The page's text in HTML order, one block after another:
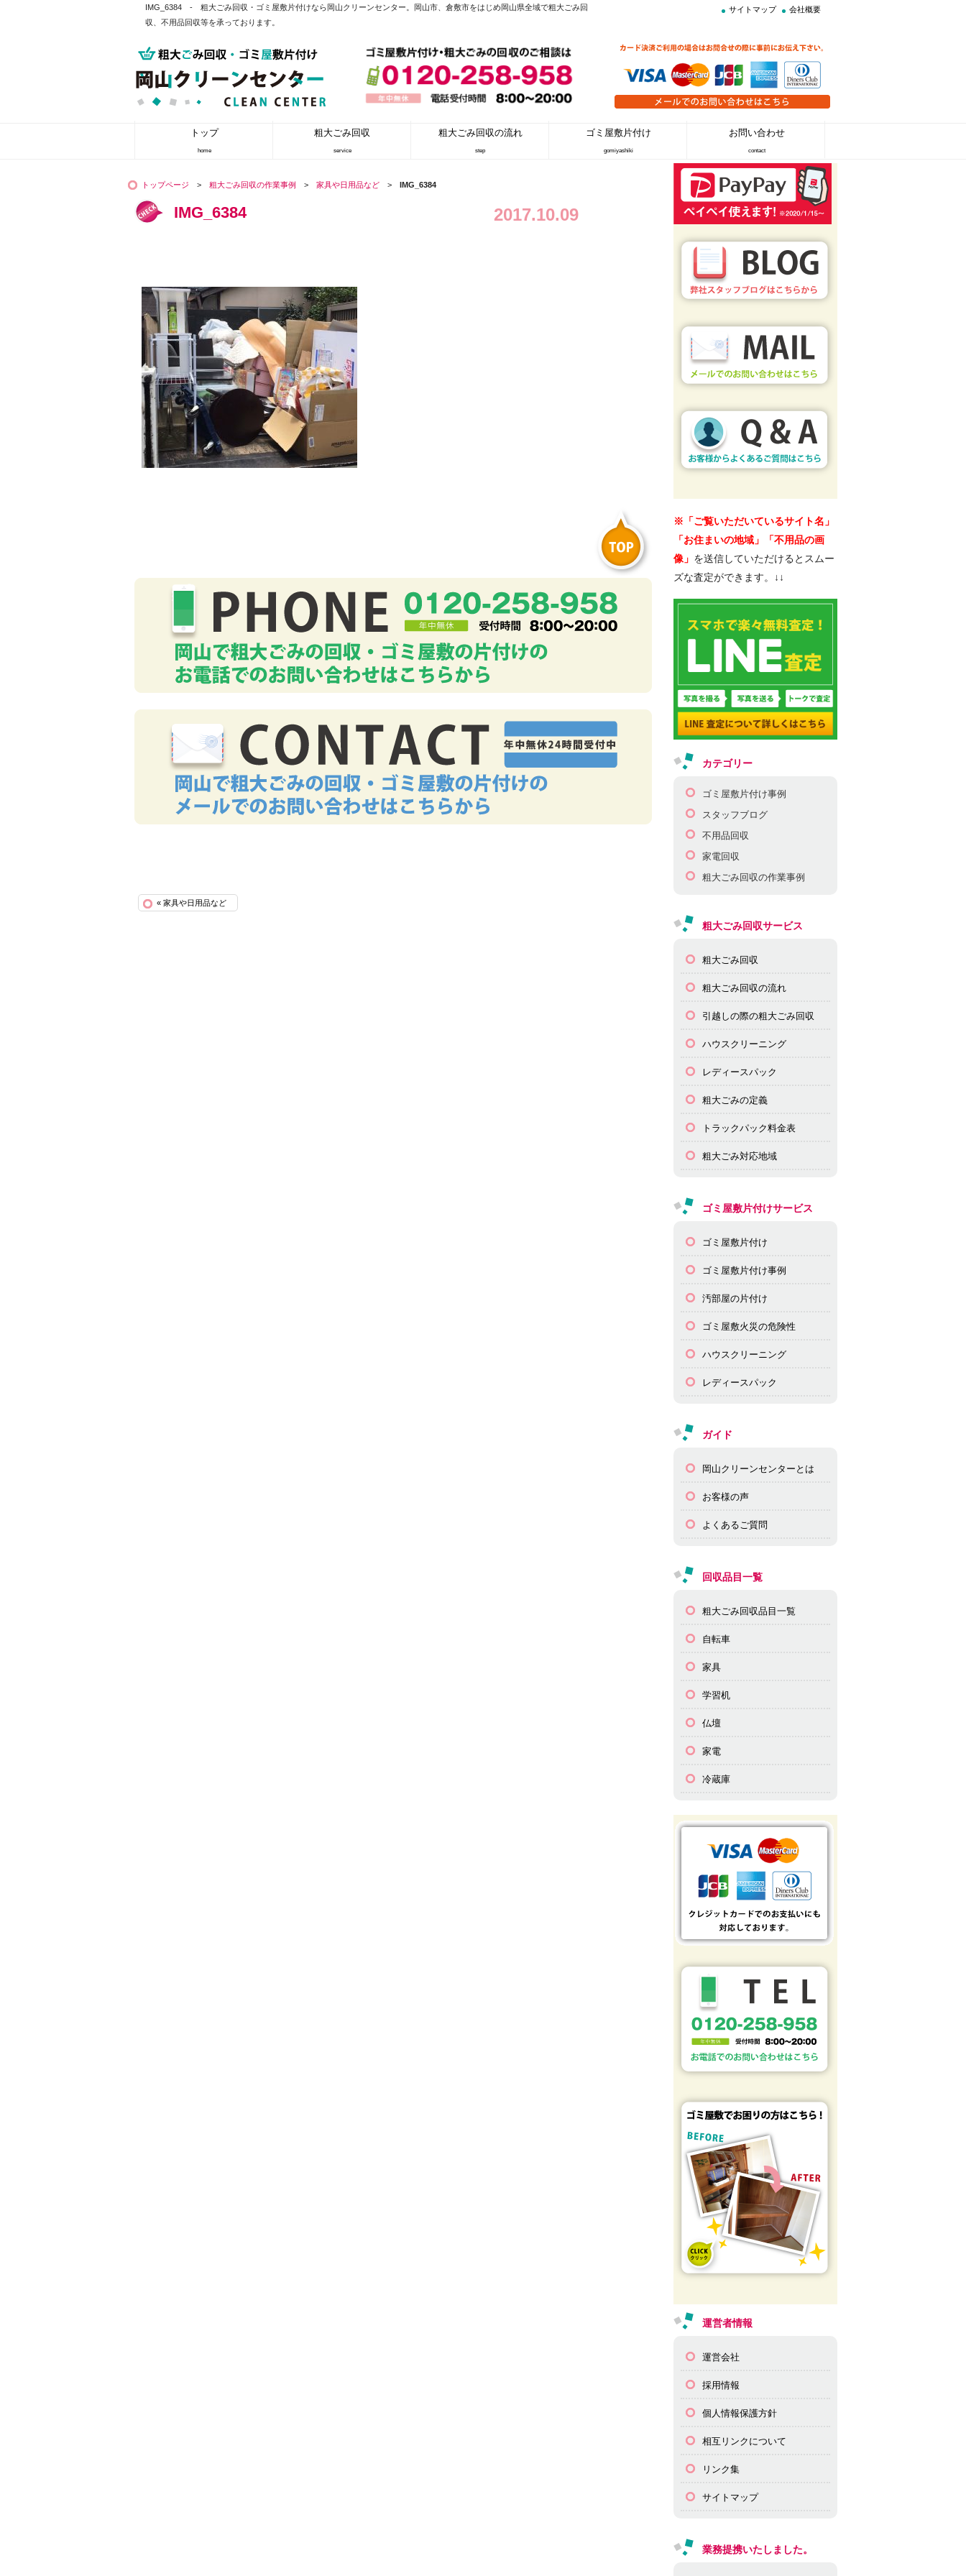
IMG_6384 - 粗大ごみ回収・ゴミ屋敷片付けなら岡山クリーンセンター。岡山市、倉敷市をはじめ岡山県全域で粗大ごみ回
収、不用品回収等を承っております。
サイトマップ 会社概要
トップ
home
粗大ごみ回収
service
粗大ごみ回収の流れ
step
ゴミ屋敷片付け
gomiyashiki
お問い合わせ
contact
トップページ > 粗大ごみ回収の作業事例 > 家具や日用品など > IMG_6384
IMG_6384 2017.10.09
« 家具や日用品など
※「ご覧いただいているサイト名」
「お住まいの地域」「不用品の画
像」 を送信していただけるとスムー
ズな査定ができます。↓↓
カテゴリー
ゴミ屋敷片付け事例
スタッフブログ
不用品回収
家電回収
粗大ごみ回収の作業事例
粗大ごみ回収サービス
粗大ごみ回収
粗大ごみ回収の流れ
引越しの際の粗大ごみ回収
ハウスクリーニング
レディースパック
粗大ごみの定義
トラックパック料金表
粗大ごみ対応地域
ゴミ屋敷片付けサービス
ゴミ屋敷片付け
ゴミ屋敷片付け事例
汚部屋の片付け
ゴミ屋敷火災の危険性
ハウスクリーニング
レディースパック
ガイド
岡山クリーンセンターとは
お客様の声
よくあるご質問
回収品目一覧
粗大ごみ回収品目一覧
自転車
家具
学習机
仏壇
家電
冷蔵庫
運営者情報
運営会社
採用情報
個人情報保護方針
相互リンクについて
リンク集
サイトマップ
業務提携いたしました。